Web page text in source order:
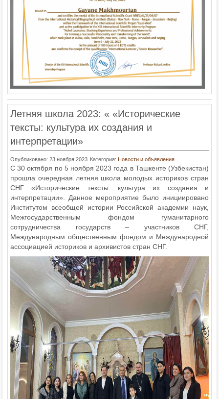
Летняя школа 2023: « «Исторические
тексты: культура их создания и
интерпретации»
Опубликовано: 23 ноября 2023 Категория: Новости и объявления
С 30 октября по 5 ноября 2023 года в Ташкенте (Узбекистан)
прошла очередная летняя школа молодых историков стран
СНГ «Исторические тексты: культура их создания и
интерпретации». Данное мероприятие было инициировано
Институтом всеобщей истории Российской академии наук,
Межгосударственным фондом гуманитарного
сотрудничества государств – участников СНГ,
Международным общественным фондом и Международной
ассоциацией историков и архивистов стран СНГ.